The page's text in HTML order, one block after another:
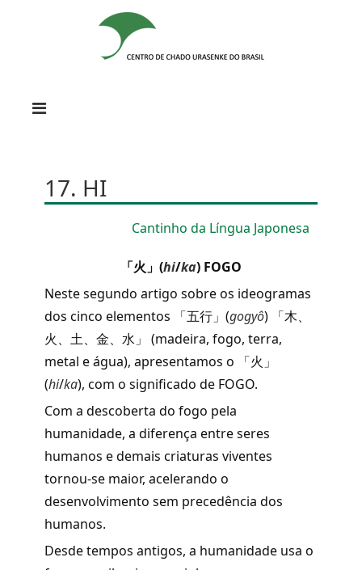
17. HI
Cantinho da Língua Japonesa
「火」(hi/ka) FOGO
Neste segundo artigo sobre os ideogramas
dos cinco elementos 「五行」(gogyô) 「木、
火、土、金、水」 (madeira, fogo, terra,
metal e água), apresentamos o 「火」
(hi/ka), com o significado de FOGO.
Com a descoberta do fogo pela
humanidade, a diferença entre seres
humanos e demais criaturas viventes
tornou-se maior, acelerando o
desenvolvimento sem precedência dos
humanos.
Desde tempos antigos, a humanidade usa o